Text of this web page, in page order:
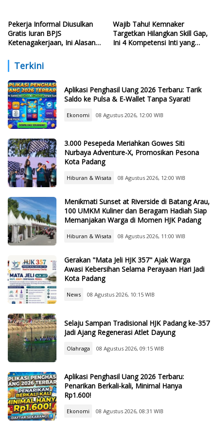
Pekerja Informal Diusulkan
Gratis Iuran BPJS
Ketenagakerjaan, Ini Alasan
Wajib Tahu! Kemnaker
Targetkan Hilangkan Skill Gap,
Ini 4 Kompetensi Inti yang
Terkini
Aplikasi Penghasil Uang 2026 Terbaru: Tarik
Saldo ke Pulsa & E-Wallet Tanpa Syarat!
Ekonomi 08 Agustus 2026, 12:00 WIB
3.000 Pesepeda Meriahkan Gowes Siti
Nurbaya Adventure-X, Promosikan Pesona
Kota Padang
Hiburan & Wisata 08 Agustus 2026, 12:00 WIB
Menikmati Sunset at Riverside di Batang Arau,
100 UMKM Kuliner dan Beragam Hadiah Siap
Memanjakan Warga di Momen HJK Padang
Hiburan & Wisata 08 Agustus 2026, 11:00 WIB
Gerakan "Mata Jeli HJK 357" Ajak Warga
Awasi Kebersihan Selama Perayaan Hari Jadi
Kota Padang
News 08 Agustus 2026, 10:15 WIB
Selaju Sampan Tradisional HJK Padang ke-357
Jadi Ajang Regenerasi Atlet Dayung
Olahraga 08 Agustus 2026, 09:15 WIB
Aplikasi Penghasil Uang 2026 Terbaru:
Penarikan Berkali-kali, Minimal Hanya
Rp1.600!
Ekonomi 08 Agustus 2026, 08:31 WIB